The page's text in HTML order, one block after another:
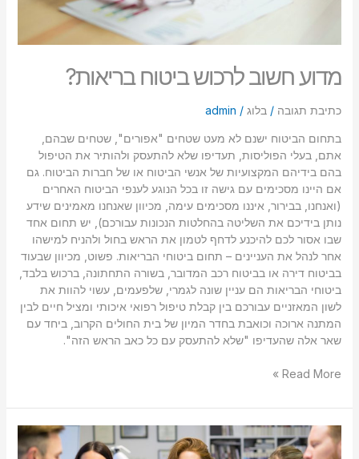
מדוע חשוב לרכוש ביטוח בריאות?
כתיבת תגובה / בלוג/
admin
בתחום הביטוח ישנם לא מעט שטחים "אפורים", שטחים שבהם,
אתם, בעלי הפוליסות, תעדיפו שלא להתעסק ולהותיר את הטיפול
בהם בידיהם המקצועיות של אנשי הביטוח או של חברות הביטוח. גם
אם היינו מסכימים עם גישה זו בכל הנוגע לענפי הביטוח האחרים
(ואנחנו, בבירור, איננו מסכימים עימה, מכיוון שאנחנו מאמינים שידע
נותן בידיכם את השליטה בהחלטות הנכונות עבורכם), יש תחום אחד
שבו אסור לכם להיכנע לדחף לטמון את הראש בחול ולהניח למישהו
אחר לנהל את העניינים – תחום ביטוחי הבריאות. פשוט, מכיוון שבעוד
בביטוח דירה או בביטוח רכב המדובר, בשורה התחתונה, ברכוש בלבד,
ביטוחי הבריאות הם עניין שונה לגמרי, שלפעמים, עשוי להוות את
לשון המאזניים עבורכם בין קבלת טיפול רפואי איכותי ומציל חיים לבין
המתנה ארוכה וכואבת בחדר המיון של בית החולים הקרוב, ביחד עם
שאר אלה שהעדיפו "שלא להתעסק עם כל כאב הראש הזה".
Read More »
למה
חשוב